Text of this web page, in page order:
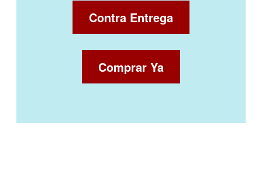
Contra Entrega
Comprar Ya